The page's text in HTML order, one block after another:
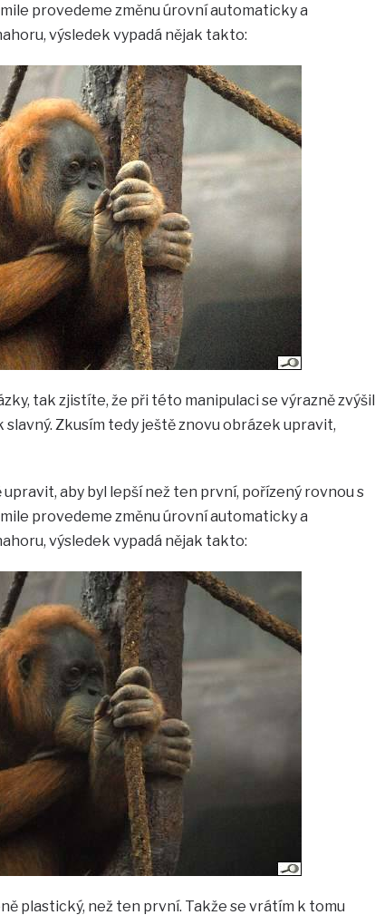
provedeme změnu úrovní automaticky a
výsledek vypadá nějak takto:
tak zjistíte, že při této manipulaci se výrazně zvýšil
slavný. Zkusím tedy ještě znovu obrázek upravit,
upravit, aby byl lepší než ten první, pořízený rovnou s
provedeme změnu úrovní automaticky a
výsledek vypadá nějak takto:
plastický, než ten první. Takže se vrátím k tomu